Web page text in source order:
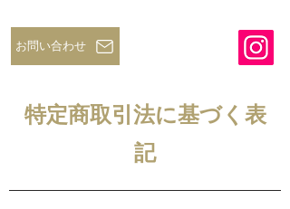
お問い合わせ
特定商取引法に基づく表
記